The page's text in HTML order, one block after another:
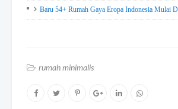
Baru 54+ Rumah Gaya Eropa Indonesia Mulai
rumah minimalis